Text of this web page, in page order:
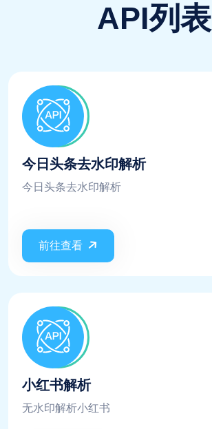
API列表
今日头条去水印解析
今日头条去水印解析
前往查看
小红书解析
无水印解析小红书